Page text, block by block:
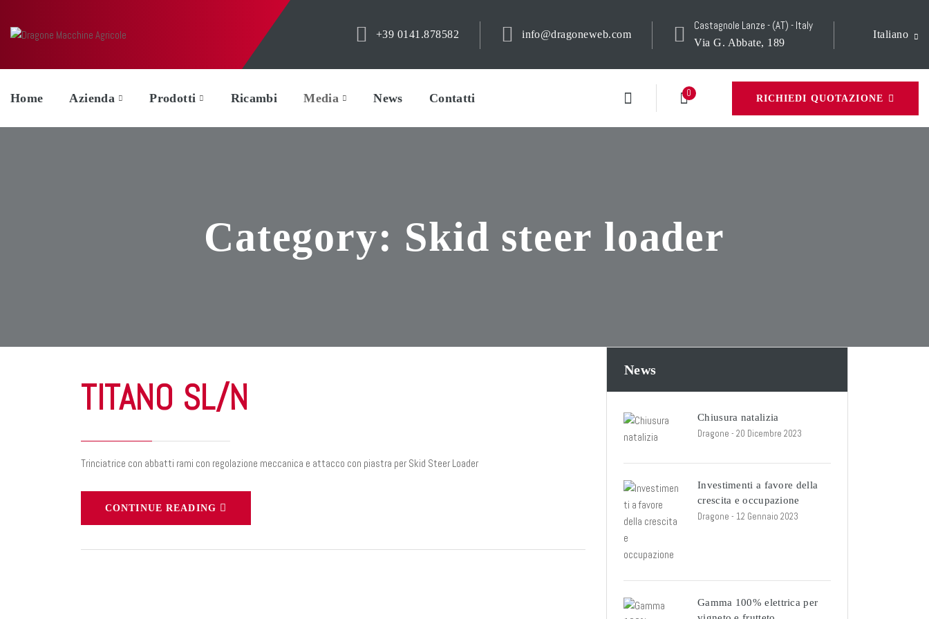
+39 0141.878582 info@dragoneweb.com
Castagnole Lanze - (AT) - Italy
Via G. Abbate, 189
Italiano
Home Azienda Prodotti Ricambi Media News Contatti 0 RICHIEDI QUOTAZIONE
Category: Skid steer loader
TITANO SL/N
Trinciatrice con abbatti rami con regolazione meccanica e attacco con piastra per Skid Steer Loader
CONTINUE READING
News
Chiusura natalizia
Dragone - 20 Dicembre 2023
Investimenti a favore della
crescita e occupazione
Dragone - 12 Gennaio 2023
Gamma 100% elettrica per